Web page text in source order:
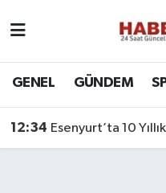
GENEL GÜNDEM
12:34 Esenyurt’ta 10 Yıllık Sahipli
Nöbetçi Eczaneler